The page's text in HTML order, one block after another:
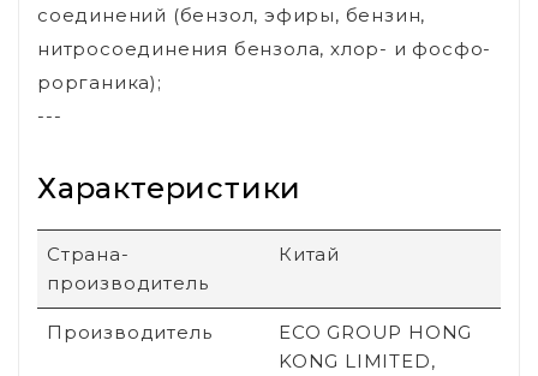
соединений (бензол, эфиры, бензин,
нитросоединения бензола, хлор- и фосфо-
рорганика);
---
Характеристики
Страна-
производитель
Китай
Производитель
ECO GROUP HONG
KONG LIMITED,